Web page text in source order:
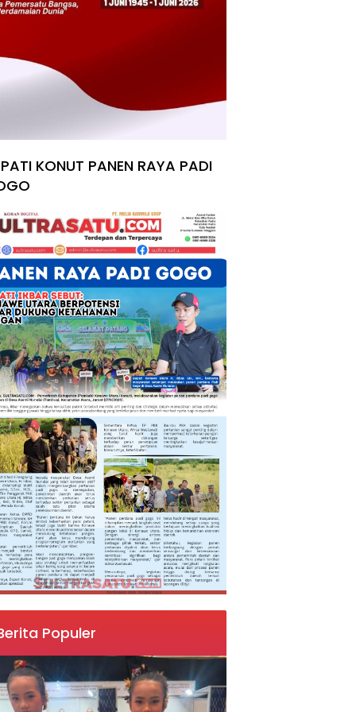
KONUT PANEN RAYA PADI
Populer